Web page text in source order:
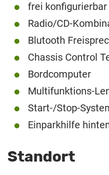
frei konfigurierbar
Radio/CD-
Blutooth
Chassis Control
Bordcomputer
Multifunktions-
Start-/Stop-
Einparkhilfe
Standort